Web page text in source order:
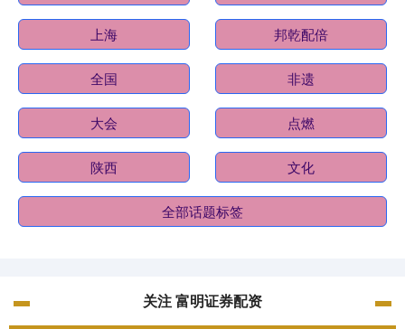
上海 邦乾配倍
全国 非遗
大会 点燃
陕西 文化
全部话题标签
关注 富明证券配资